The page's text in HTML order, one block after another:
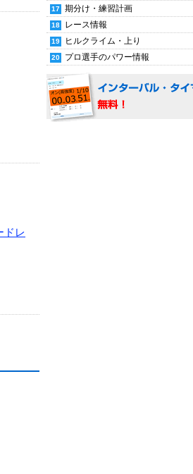
ドレ
期分け・練習計画
レース情報
ヒルクライム・上り
プロ選手のパワー情報